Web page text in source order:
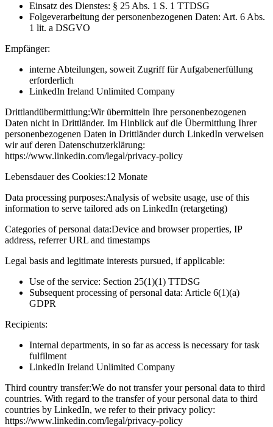
Einsatz des Dienstes: § 25 Abs. 1 S. 1 TTDSG
Folgeverarbeitung der personenbezogenen Daten: Art. 6 Abs.
1 lit. a DSGVO
Empfänger:
interne Abteilungen, soweit Zugriff für Aufgabenerfüllung
erforderlich
LinkedIn Ireland Unlimited Company
Drittlandübermittlung:Wir übermitteln Ihre personenbezogenen
Daten nicht in Drittländer. Im Hinblick auf die Übermittlung Ihrer
personenbezogenen Daten in Drittländer durch LinkedIn verweisen
wir auf deren Datenschutzerklärung:
https://www.linkedin.com/legal/privacy-policy
Lebensdauer des Cookies:12 Monate
Data processing purposes:Analysis of website usage, use of this
information to serve tailored ads on LinkedIn (retargeting)
Categories of personal data:Device and browser properties, IP
address, referrer URL and timestamps
Legal basis and legitimate interests pursued, if applicable:
Use of the service: Section 25(1)(1) TTDSG
Subsequent processing of personal data: Article 6(1)(a)
GDPR
Recipients:
Internal departments, in so far as access is necessary for task
fulfilment
LinkedIn Ireland Unlimited Company
Third country transfer:We do not transfer your personal data to third
countries. With regard to the transfer of your personal data to third
countries by LinkedIn, we refer to their privacy policy:
https://www.linkedin.com/legal/privacy-policy